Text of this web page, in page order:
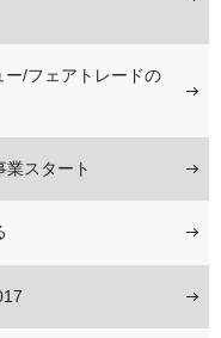
/フェアトレードの
業スタート